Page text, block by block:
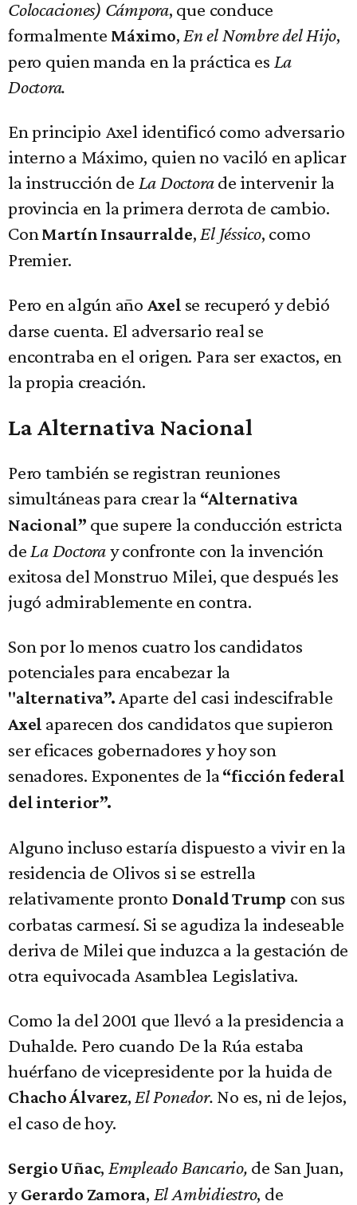
Colocaciones) Cámpora, que conduce
formalmente Máximo, En el Nombre del Hijo,
pero quien manda en la práctica es La
Doctora.
En principio Axel identificó como adversario
interno a Máximo, quien no vaciló en aplicar
la instrucción de La Doctorade intervenir la
provincia en la primera derrota de cambio.
Con Martín Insaurralde, El Jéssico, como
Premier.
Pero en algún año Axel se recuperó y debió
darse cuenta. El adversario real se
encontraba en el origen. Para ser exactos, en
la propia creación.
La Alternativa Nacional
Pero también se registran reuniones
simultáneas para crear la “Alternativa
Nacional” que supere la conducción estricta
de La Doctoray confronte con la invención
exitosa del Monstruo Milei, que después les
jugó admirablemente en contra.
Son por lo menos cuatro los candidatos
potenciales para encabezar la
"alternativa”. Aparte del casi indescifrable
Axel aparecen dos candidatos que supieron
ser eficaces gobernadores y hoy son
senadores. Exponentes de la “ficción federal
del interior”.
Alguno incluso estaría dispuesto a vivir en la
residencia de Olivos si se estrella
relativamente pronto Donald Trump con sus
corbatas carmesí. Si se agudiza la indeseable
deriva de Milei que induzca a la gestación de
otra equivocada Asamblea Legislativa.
Como la del 2001 que llevó a la presidencia a
Duhalde. Pero cuando De la Rúa estaba
huérfano de vicepresidente por la huida de
Chacho Álvarez, El Ponedor. No es, ni de lejos,
el caso de hoy.
Sergio Uñac, Empleado Bancario, de San Juan,
y Gerardo Zamora, El Ambidiestro, de